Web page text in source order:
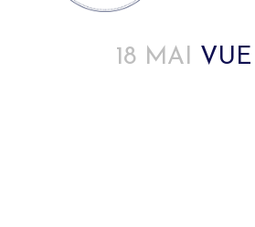
18 MAI